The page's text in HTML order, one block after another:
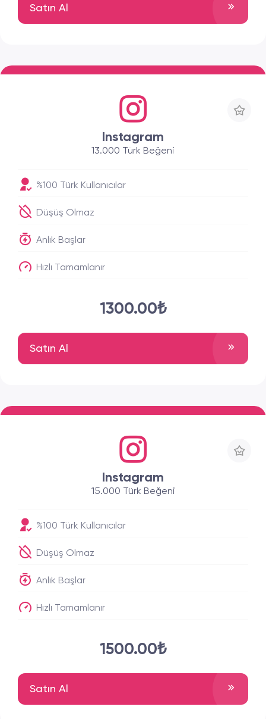
Satın Al
Instagram
13.000 Türk Beğeni
%100 Türk Kullanıcılar
Düşüş Olmaz
Anlık Başlar
Hızlı Tamamlanır
1300.00₺
Satın Al
Instagram
15.000 Türk Beğeni
%100 Türk Kullanıcılar
Düşüş Olmaz
Anlık Başlar
Hızlı Tamamlanır
1500.00₺
Satın Al